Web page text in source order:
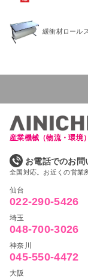
緩衝材ロール
産業機械（物流・環境
お電話でのお問
全国対応。お近くの営業
仙台
022-290-5426
埼玉
048-700-3026
神奈川
045-550-4472
大阪